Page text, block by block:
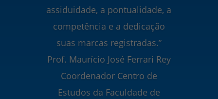
assiduidade, a pontualidade, a
competência e a dedicação
suas marcas registradas.”
Prof. Maurício José Ferrari Rey
Coordenador Centro de
Estudos da Faculdade de